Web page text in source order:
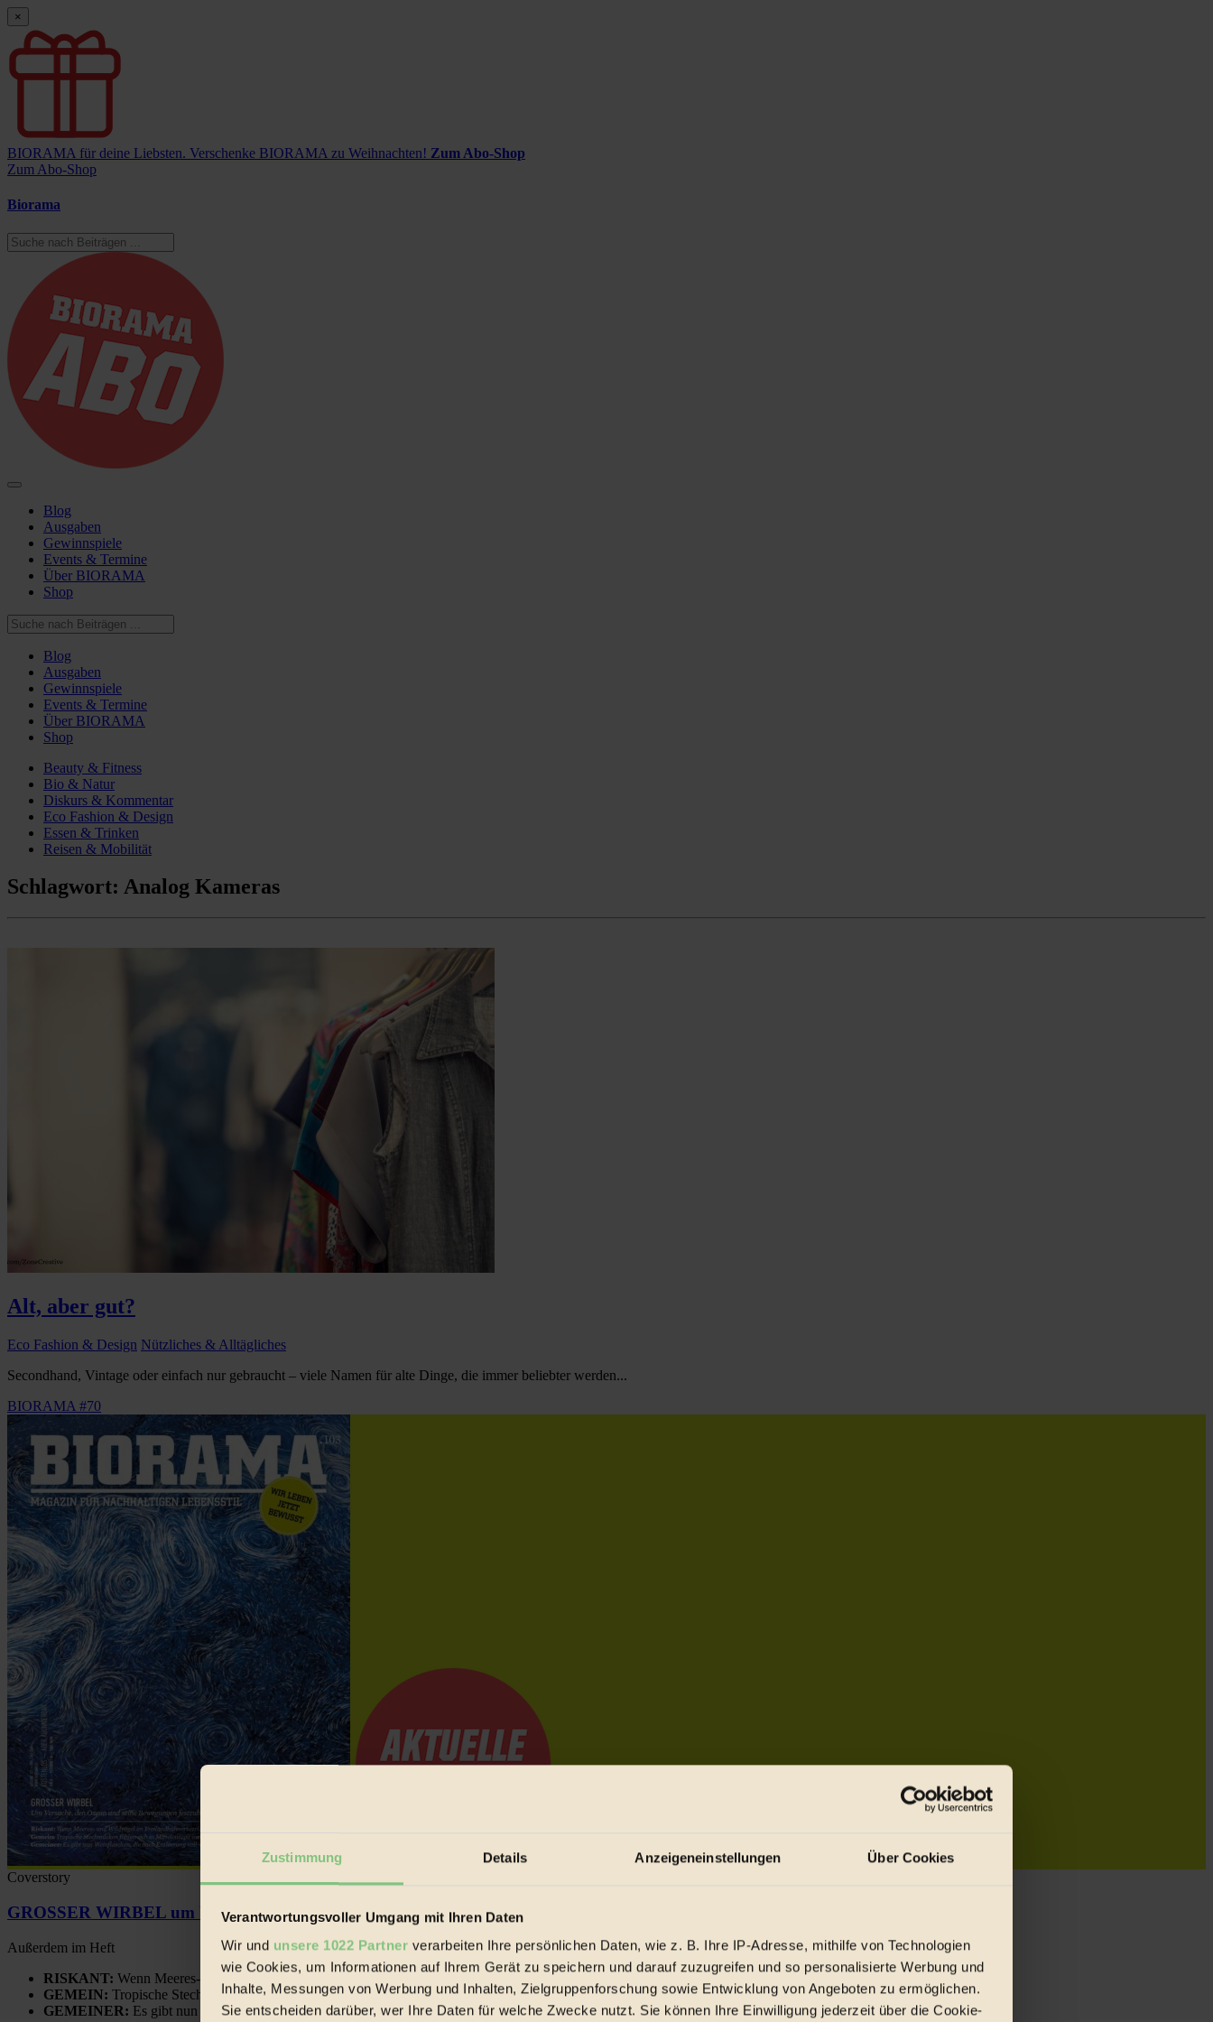
Zustimmung Details Anzeigeneinstellungen Über Cookies
Verantwortungsvoller Umgang mit Ihren Daten
Wir und unsere 1022 Partner verarbeiten Ihre persönlichen Daten, wie z. B. Ihre IP-Adresse, mithilfe von Technologien
wie Cookies, um Informationen auf Ihrem Gerät zu speichern und darauf zuzugreifen und so personalisierte Werbung und
Inhalte, Messungen von Werbung und Inhalten, Zielgruppenforschung sowie Entwicklung von Angeboten zu ermöglichen.
Sie entscheiden darüber, wer Ihre Daten für welche Zwecke nutzt. Sie können Ihre Einwilligung jederzeit über die Cookie-
×
BIORAMA für deine Liebsten. Verschenke BIORAMA zu Weihnachten! Zum Abo-Shop
Zum Abo-Shop
Biorama
Blog
Ausgaben
Gewinnspiele
Events & Termine
Über BIORAMA
Shop
Blog
Ausgaben
Gewinnspiele
Events & Termine
Über BIORAMA
Shop
Beauty & Fitness
Bio & Natur
Diskurs & Kommentar
Eco Fashion & Design
Essen & Trinken
Reisen & Mobilität
Schlagwort: Analog Kameras
Alt, aber gut?
Eco Fashion & Design Nützliches & Alltägliches
Secondhand, Vintage oder einfach nur gebraucht – viele Namen für alte Dinge, die immer beliebter werden...
BIORAMA #70
Coverstory
GROSSER WIRBEL um Versuche, den Ozean und seine Bewegungen festzuhalten.
Außerdem im Heft
RISKANT: Wenn Meeres- und Wildvögel im Freilandhühnerbetrieb vorbeischauen.
GEMEIN: Tropische Stechmücken fühlen sich in Mitteleuropa inziwschen oft zu Hause.
GEMEINER: Es gibt nun Weinflaschen, die nach Entleerung voll wieder zu dir zurückkommen.